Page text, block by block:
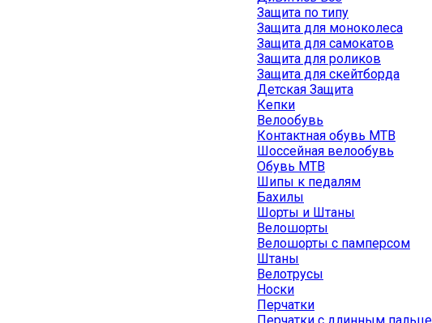
Защита по типу
Защита для моноколеса
Защита для самокатов
Защита для роликов
Защита для скейтборда
Детская Защита
Кепки
Велообувь
Контактная обувь MTB
Шоссейная велообувь
Обувь MTB
Шипы к педалям
Бахилы
Шорты и Штаны
Велошорты
Велошорты с памперсом
Штаны
Велотрусы
Носки
Перчатки